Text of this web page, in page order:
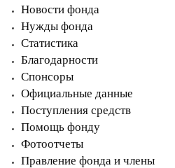
Новости фонда
Нужды фонда
Статистика
Благодарности
Спонсоры
Официальные данные
Поступления средств
Помощь фонду
Фотоотчеты
Правление фонда и члены